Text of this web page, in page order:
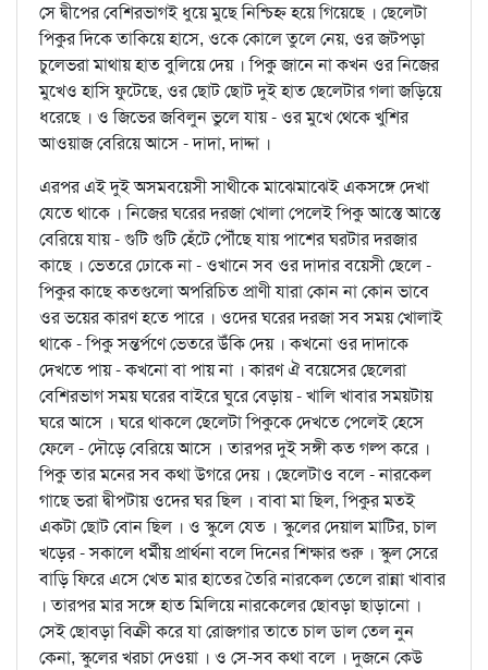
সে দ্বীপের বেশিরভাগই ধুয়ে মুছে নিশ্চিহ্ন হয়ে গিয়েছে । ছেলেটা
পিকুর দিকে তাকিয়ে হাসে, ওকে কোলে তুলে নেয়, ওর জটপড়া
চুলেভরা মাথায় হাত বুলিয়ে দেয় । পিকু জানে না কখন ওর নিজের
মুখেও হাসি ফুটেছে, ওর ছোট ছোট দুই হাত ছেলেটার গলা জড়িয়ে
ধরেছে । ও জিভের জবিলুন ভুলে যায় - ওর মুখে থেকে খুশির
আওয়াজ বেরিয়ে আসে - দাদা, দাদ্দা ।
এরপর এই দুই অসমবয়েসী সাথীকে মাঝেমাঝেই একসঙ্গে দেখা
যেতে থাকে । নিজের ঘরের দরজা খোলা পেলেই পিকু আস্তে আস্তে
বেরিয়ে যায় - গুটি গুটি হেঁটে পৌঁছে যায় পাশের ঘরটার দরজার
কাছে । ভেতরে ঢোকে না - ওখানে সব ওর দাদার বয়েসী ছেলে -
পিকুর কাছে কতগুলো অপরিচিত প্রাণী যারা কোন না কোন ভাবে
ওর ভয়ের কারণ হতে পারে । ওদের ঘরের দরজা সব সময় খোলাই
থাকে - পিকু সন্তর্পণে ভেতরে উঁকি দেয় । কখনো ওর দাদাকে
দেখতে পায় - কখনো বা পায় না । কারণ ঐ বয়েসের ছেলেরা
বেশিরভাগ সময় ঘরের বাইরে ঘুরে বেড়ায় - খালি খাবার সময়টায়
ঘরে আসে । ঘরে থাকলে ছেলেটা পিকুকে দেখতে পেলেই হেসে
ফেলে - দৌড়ে বেরিয়ে আসে । তারপর দুই সঙ্গী কত গল্প করে ।
পিকু তার মনের সব কথা উগরে দেয় । ছেলেটাও বলে - নারকেল
গাছে ভরা দ্বীপটায় ওদের ঘর ছিল । বাবা মা ছিল, পিকুর মতই
একটা ছোট বোন ছিল । ও স্কুলে যেত । স্কুলের দেয়াল মাটির, চাল
খড়ের - সকালে ধর্মীয় প্রার্থনা বলে দিনের শিক্ষার শুরু । স্কুল সেরে
বাড়ি ফিরে এসে খেত মার হাতের তৈরি নারকেল তেলে রান্না খাবার
। তারপর মার সঙ্গে হাত মিলিয়ে নারকেলের ছোবড়া ছাড়ানো ।
সেই ছোবড়া বিক্রী করে যা রোজগার তাতে চাল ডাল তেল নুন
কেনা, স্কুলের খরচা দেওয়া । ও সে-সব কথা বলে । দুজনে কেউ